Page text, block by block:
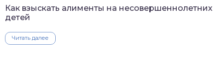
Как взыскать алименты на несовершеннолетних
детей
Читать далее